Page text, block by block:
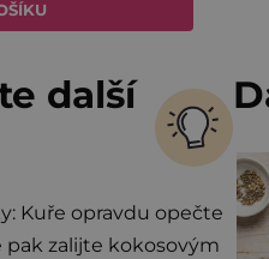
další
Kuře opravdu opečte
pak zalijte kokosovým